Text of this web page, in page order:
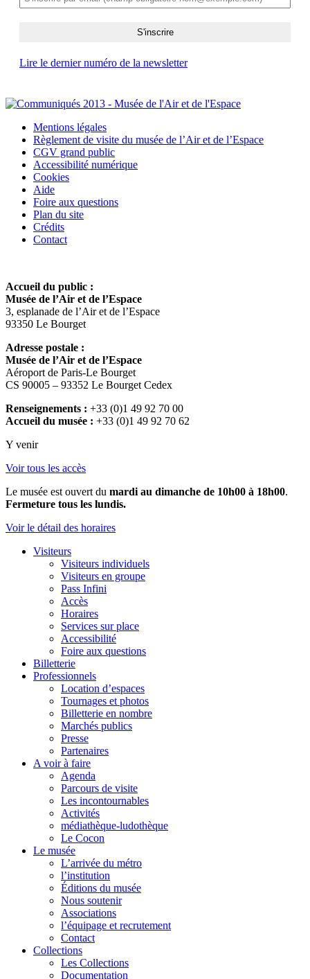
Lire le dernier numéro de la newsletter
Mentions légales
Règlement de visite du musée de l’Air et de l’Espace
CGV grand public
Accessibilité numérique
Cookies
Aide
Foire aux questions
Plan du site
Crédits
Contact
Accueil du public :
Musée de l’Air et de l’Espace
3, esplanade de l’Air et de l’Espace
93350 Le Bourget
Adresse postale :
Musée de l’Air et de l’Espace
Aéroport de Paris-Le Bourget
CS 90005 – 93352 Le Bourget Cedex
Renseignements : +33 (0)1 49 92 70 00
Accueil du musée : +33 (0)1 49 92 70 62
Y venir
Voir tous les accès
Le musée est ouvert du mardi au dimanche de 10h00 à 18h00.
Fermeture tous les lundis.
Voir le détail des horaires
Visiteurs
Visiteurs individuels
Visiteurs en groupe
Pass Infini
Accès
Horaires
Services sur place
Accessibilité
Foire aux questions
Billetterie
Professionnels
Location d’espaces
Tournages et photos
Billetterie en nombre
Marchés publics
Presse
Partenaires
A voir à faire
Agenda
Parcours de visite
Les incontournables
Activités
médiathèque-ludothèque
Le Cocon
Le musée
L’arrivée du métro
l’institution
Éditions du musée
Nous soutenir
Associations
l’équipage et recrutement
Contact
Collections
Les Collections
Documentation